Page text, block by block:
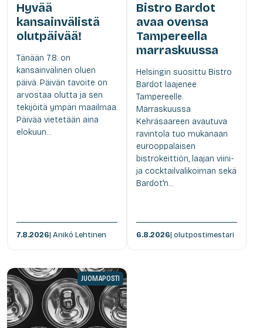
Hyvää
kansainvälistä
olutpäivää!
Tänään 7.8. on
kansainvälinen oluen
päivä. Päivän tavoite on
arvostaa olutta ja sen
tekijöitä ympäri maailmaa.
Päivää vietetään aina
elokuun...
7.8.2026| Anikó Lehtinen
Bistro Bardot
avaa ovensa
Tampereella
marraskuussa
Helsingin suosittu Bistro
Bardot laajenee
Tampereelle.
Marraskuussa
Kehräsaareen avautuva
ravintola tuo mukanaan
eurooppalaisen
bistrokeittiön, laajan viini-
ja cocktailvalikoiman sekä
Bardot'n...
6.8.2026| olutpostimestari
JUOMAPOSTI